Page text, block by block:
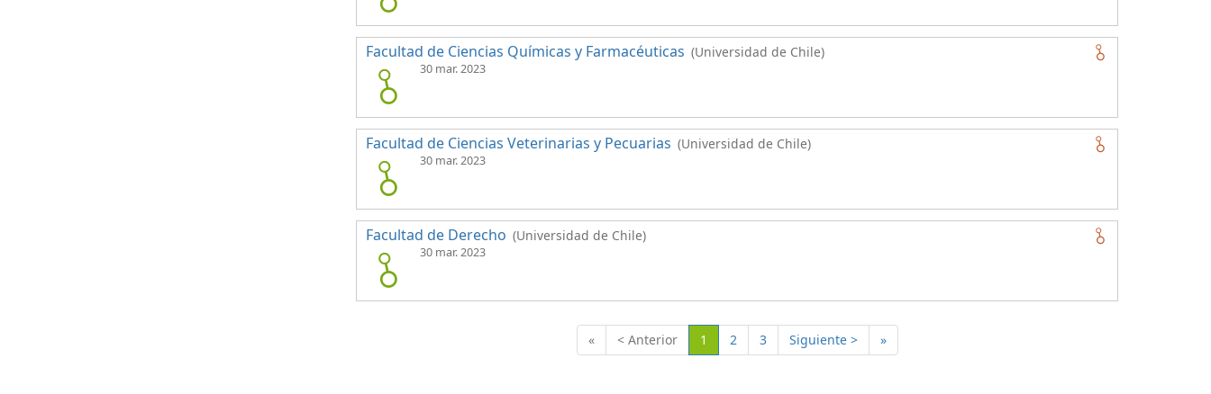
Facultad de Ciencias Químicas y Farmacéuticas (Universidad de Chile)
30 mar. 2023
Facultad de Ciencias Veterinarias y Pecuarias (Universidad de Chile)
30 mar. 2023
Facultad de Derecho (Universidad de Chile)
30 mar. 2023
« < Anterior 1 (Actual)
2 3 Siguiente > »